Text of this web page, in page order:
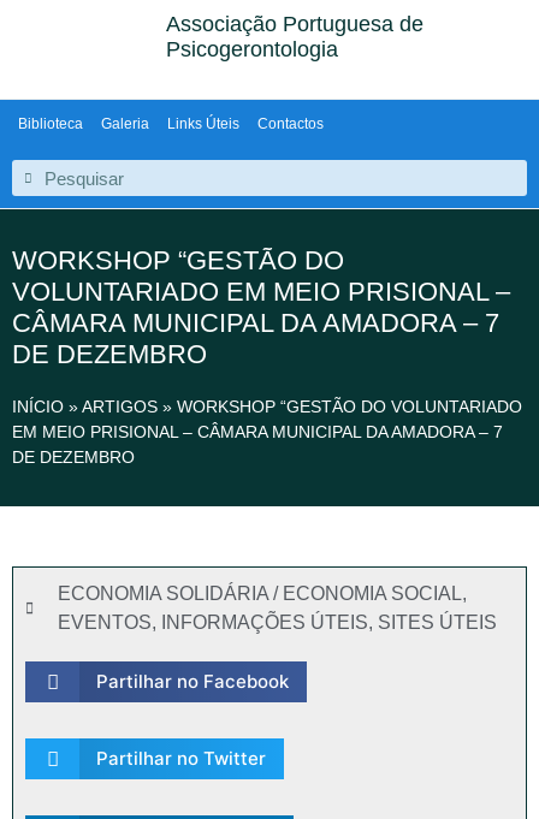
Associação Portuguesa de
Psicogerontologia
Biblioteca Galeria Links Úteis Contactos
WORKSHOP “GESTÃO DO
VOLUNTARIADO EM MEIO PRISIONAL –
CÂMARA MUNICIPAL DA AMADORA – 7
DE DEZEMBRO
INÍCIO »ARTIGOS » WORKSHOP “GESTÃO DO VOLUNTARIADO
EM MEIO PRISIONAL – CÂMARA MUNICIPAL DA AMADORA – 7
DE DEZEMBRO
ECONOMIA SOLIDÁRIA / ECONOMIA SOCIAL,
EVENTOS, INFORMAÇÕES ÚTEIS, SITES ÚTEIS
Partilhar no Facebook
Partilhar no Twitter